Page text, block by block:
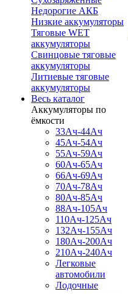
Недорогие АКБ
Низкие аккумуляторы
Тяговые WET
аккумуляторы
Свинцовые тяговые
аккумуляторы
Литиевые тяговые
аккумуляторы
Весь каталог
Аккумуляторы по
ёмкости
33Ач-44Ач
45Ач-54Ач
55Ач-59Ач
60Ач-65Ач
66Ач-69Ач
70Ач-78Ач
80Ач-85Ач
88Ач-105Ач
110Ач-125Ач
132Ач-155Ач
180Ач-200Ач
210Ач-240Ач
Легковые
автомобили
Лодочные